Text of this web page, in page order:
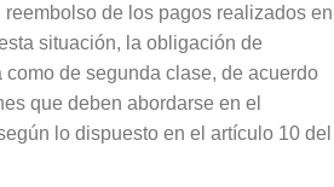
de los pagos realizados en
situación, la obligación de
de segunda clase, de acuerdo
que deben abordarse en el
lo dispuesto en el artículo 10 del